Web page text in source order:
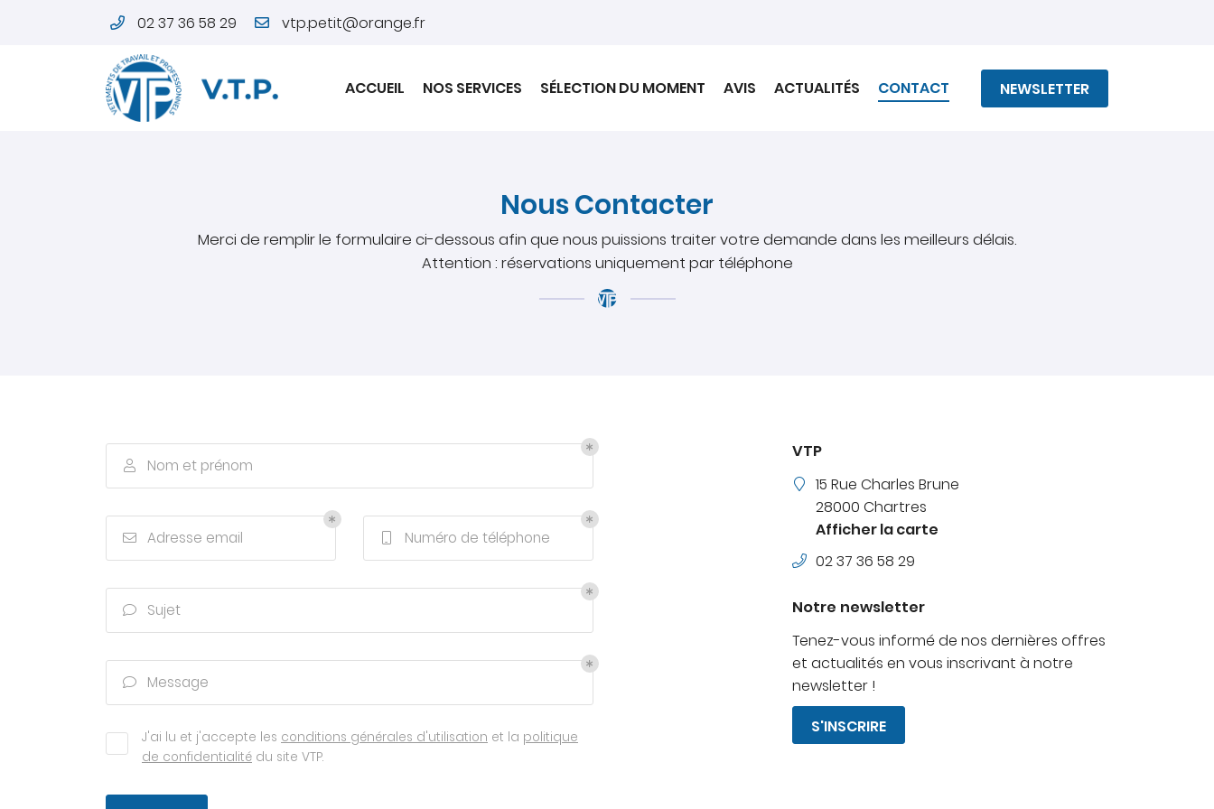
02 37 36 58 29
ACCUEIL NOS SERVICES SÉLECTION DU MOMENT AVIS ACTUALITÉS CONTACT NEWSLETTER
28000 Chartres
02 37 36 58 29
INSCRIPTION
Nous Contacter
Merci de remplir le formulaire ci-dessous afin que nous puissions traiter votre demande dans les meilleurs délais.
Attention : réservations uniquement par téléphone
 Nom et prénom
 Adresse email Numéro de téléphone
 Sujet
 Message
J'ai lu et j'accepte les conditions générales d'utilisation et la politique
de confidentialité du site VTP.
VTP
15 Rue Charles Brune
28000 Chartres
Afficher la carte
02 37 36 58 29
Notre newsletter
Tenez-vous informé de nos dernières offres
et actualités en vous inscrivant à notre
newsletter !
S'INSCRIRE